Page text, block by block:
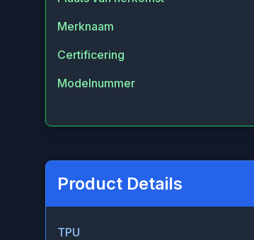
Merknaam
Certificering
Modelnummer
Product Details
TPU